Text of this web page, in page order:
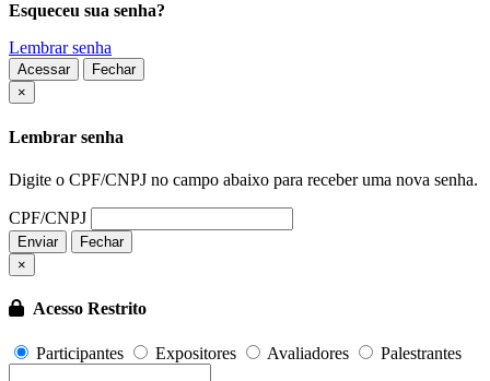
Esqueceu sua senha?
Lembrar senha
Acessar
Fechar
×
Lembrar senha
Digite o CPF/CNPJ no campo abaixo para receber uma nova senha.
CPF/CNPJ
Enviar
Fechar
×
Acesso Restrito
Participantes Expositores Avaliadores Palestrantes